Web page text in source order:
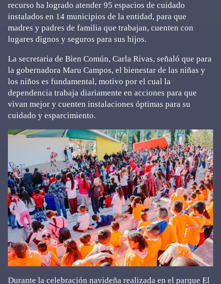
recurso ha logrado atender 95 espacios de cuidado
instalados en 14 municipios de la entidad, para que
madres y padres de familia que trabajan, cuenten con
lugares dignos y seguros para sus hijos.
La secretaria de Bien Común, Carla Rivas, señaló que para
la gobernadora Maru Campos, el bienestar de las niñas y
los niños es fundamental, motivo por el cual la
dependencia trabaja diariamente en acciones para que
vivan mejor y cuenten instalaciones óptimas para su
cuidado y esparcimiento.
Durante la celebración navideña realizada en el parque El